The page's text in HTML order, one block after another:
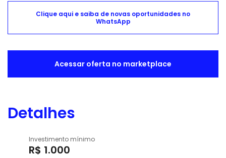
Clique aqui e saiba de novas oportunidades no
WhatsApp
Acessar oferta no marketplace
Detalhes
Investimento mínimo
R$ 1.000